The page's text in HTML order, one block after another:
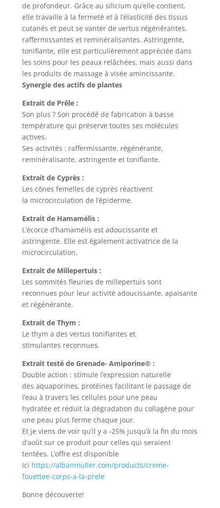
de profondeur. Grâce au silicium qu’elle contient,
elle travaille à la fermeté et à l’élasticité des tissus
cutanés et peut se vanter de vertus régénérantes,
raffermissantes et reminéralisantes. Astringente,
tonifiante, elle est particulièrement appréciée dans
les soins pour les peaux relâchées, mais aussi dans
les produits de massage à visée amincissante.
Synergie des actifs de plantes
Extrait de Prêle :
Son plus ? Son procédé de fabrication à basse
température qui préserve toutes ses molécules
actives.
Ses activités : raffermissante, régénérante,
reminéralisante, astringente et tonifiante.
Extrait de Cyprès :
Les cônes femelles de cyprès réactivent
la microcirculation de l’épiderme.
Extrait de Hamamélis :
L’écorce d’hamamélis est adoucissante et
astringente. Elle est également activatrice de la
microcirculation.
Extrait de Millepertuis :
Les sommités fleuries de millepertuis sont
reconnues pour leur activité adoucissante, apaisante
et régénérante.
Extrait de Thym :
Le thym a des vertus tonifiantes et
stimulantes reconnues.
Extrait testé de Grenade- Amiporine® :
Double action : stimule l’expression naturelle
des aquaporines, protéines facilitant le passage de
l’eau à travers les cellules pour une peau
hydratée et réduit la dégradation du collagène pour
une peau plus ferme chaque jour.
Et je viens de voir qu’il y a -25% jusqu’à la fin du mois
d’août sur ce produit pour celles qui seraient
tentées. L’offre est disponible
ici https://albanmuller.com/products/creme-
fouettee-corps-a-la-prele
Bonne découverte!